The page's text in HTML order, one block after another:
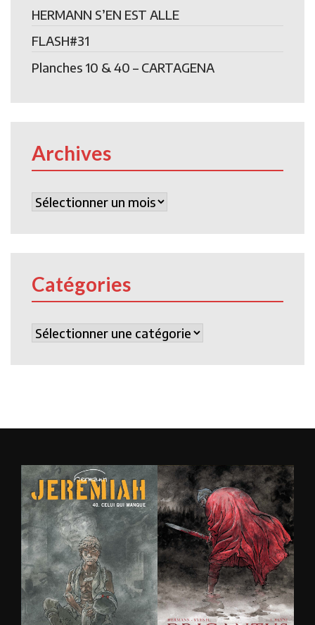
HERMANN S’EN EST ALLE
FLASH#31
Planches 10 & 40 – CARTAGENA
Archives
Archives
Catégories
Catégories